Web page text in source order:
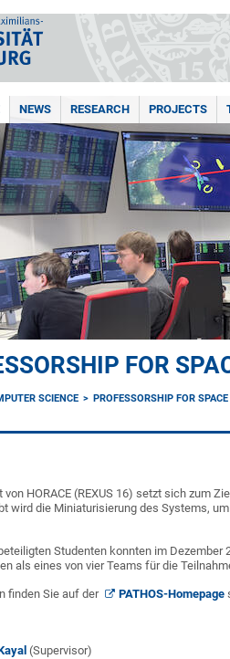
NEWS RESEARCH PROJECTS
FOR
SCIENCE PROFESSORSHIP FOR
HORACE (REXUS 16) setzt sich zum
wird die Miniaturisierung des Systems,
Studenten konnten im
als eines von vier Teams für die
finden Sie auf der PATHOS-Homepage
(Supervisor)